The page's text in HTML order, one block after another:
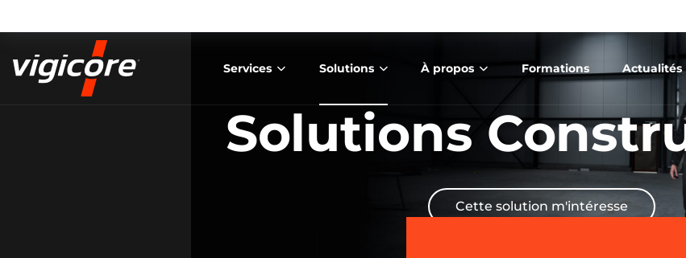
Services Solutions À propos Formations Actualités
Solutions
Cette solution m'intéresse